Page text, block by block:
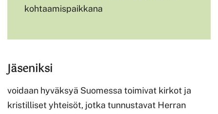
kohtaamispaikkana
Jäseniksi
voidaan hyväksyä Suomessa toimivat kirkot ja
kristilliset yhteisöt, jotka tunnustavat Herran